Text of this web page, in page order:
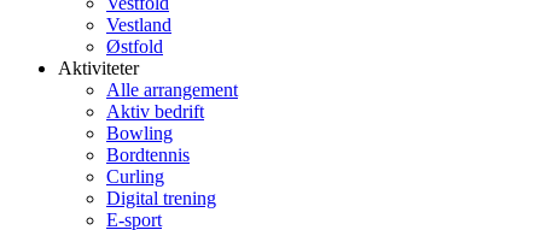
Vestland
Østfold
Aktiviteter
Alle arrangement
Aktiv bedrift
Bowling
Bordtennis
Curling
Digital trening
E-sport